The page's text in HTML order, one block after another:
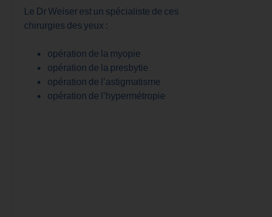
Le Dr Weiser est un spécialiste de ces
chirurgies des yeux :
opération de la myopie
opération de la presbytie
opération de l’astigmatisme
opération de l’hypermétropie